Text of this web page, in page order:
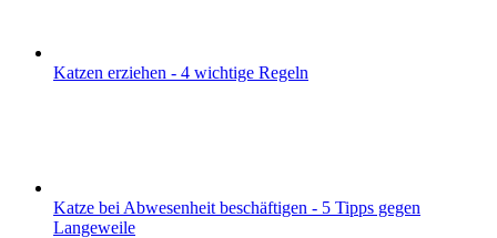
Katzen erziehen - 4 wichtige Regeln
Katze bei Abwesenheit beschäftigen - 5 Tipps gegen
Langeweile